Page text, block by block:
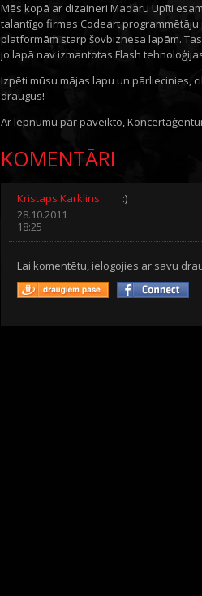
Mēs kopā ar dizaineri Madaru Upīti
talantīgo firmas Codeart
platformām starp šovbiznesa lapām.
jo lapā nav izmantotas Flash
Izpēti mūsu mājas lapu un pārliecinies,
draugus!
Ar lepnumu par paveikto,
KOMENTĀRI
Kristaps Karklins
28.10.2011
18:25
:)
Lai komentētu, ielogojies ar savu